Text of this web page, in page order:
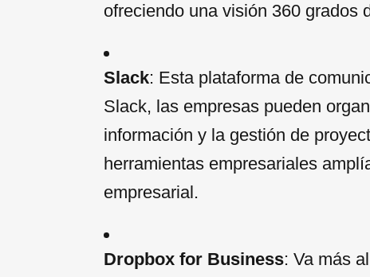
ofreciendo una visión 360 grados
Slack: Esta plataforma de
Slack, las empresas pueden
información y la gestión de
herramientas empresariales
empresarial.
Dropbox for Business: Va más